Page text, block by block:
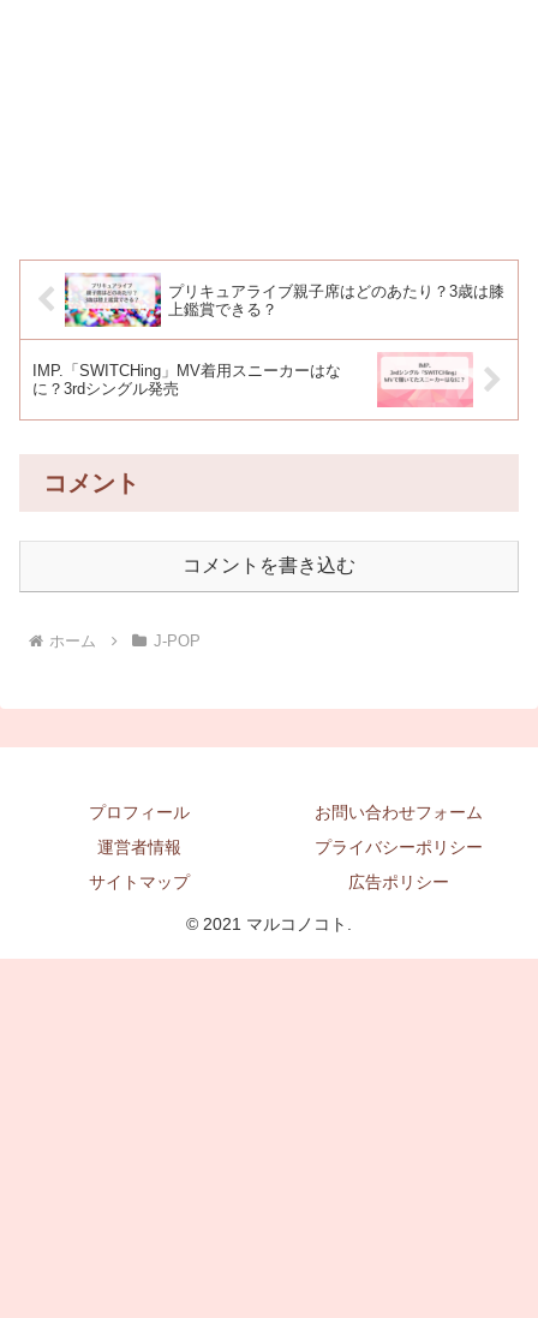
プリキュアライブ親子席はどのあたり？3歳は膝
上鑑賞できる？
IMP.「SWITCHing」MV着用スニーカーはな
に？3rdシングル発売
コメント
コメントを書き込む
ホーム J-POP
プロフィール
お問い合わせフォーム
運営者情報
プライバシーポリシー
サイトマップ
広告ポリシー
© 2021 マルコノコト.